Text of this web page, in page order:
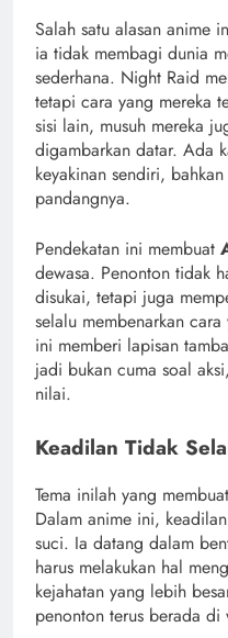
Salah satu alasan anime
ia tidak membagi dunia
sederhana. Night Raid
tetapi cara yang mereka
sisi lain, musuh mereka
digambarkan datar. Ada
keyakinan sendiri,
pandangnya.
Pendekatan ini membuat
dewasa. Penonton tidak
disukai, tetapi juga
selalu membenarkan
ini memberi lapisan
jadi bukan cuma soal
nilai.
Keadilan Tidak
Tema inilah yang
Dalam anime ini,
suci. Ia datang dalam
harus melakukan hal
kejahatan yang lebih
penonton terus berada di